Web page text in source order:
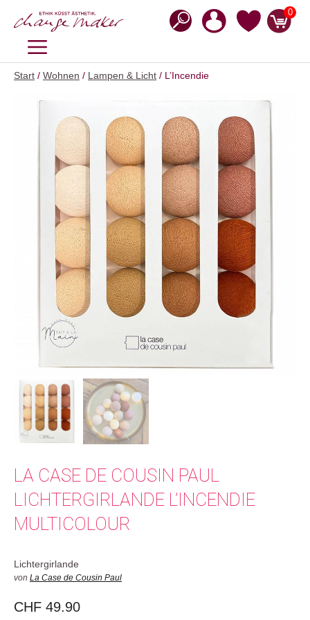
Inhalt
0
MENÜ
Start / Wohnen / Lampen & Licht / L’Incendie
LA CASE DE COUSIN PAUL
LICHTERGIRLANDE L’INCENDIE
MULTICOLOUR
Lichtergirlande
von La Case de Cousin Paul
CHF 49.90